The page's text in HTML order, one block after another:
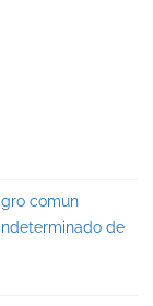
comun
de